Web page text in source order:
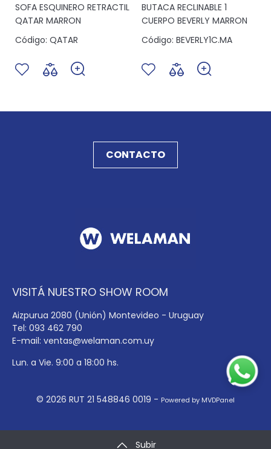
SOFA ESQUINERO RETRACTIL
QATAR MARRON
Código: QATAR
BUTACA RECLINABLE 1
CUERPO BEVERLY MARRON
Código: BEVERLY1C.MA
CONTACTO
VISITÁ NUESTRO SHOW ROOM
Aizpurua 2080 (Unión) Montevideo - Uruguay
Tel: 093 462 790
E-mail: ventas@welaman.com.uy
Lun. a Vie. 9:00 a 18:00 hs.
© 2026 RUT 21 548846 0019 - Powered by MVDPanel
Subir